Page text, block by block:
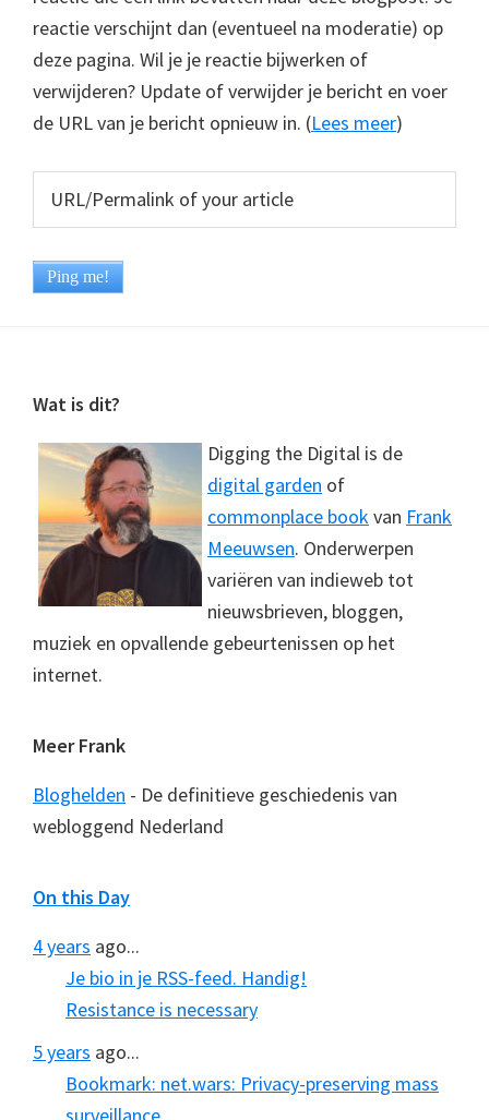
reactie verschijnt dan (eventueel na moderatie) op
deze pagina. Wil je je reactie bijwerken of
verwijderen? Update of verwijder je bericht en voer
de URL van je bericht opnieuw in. (Lees meer)
Footer
Wat is dit?
Digging the Digital is de
digital garden of
commonplace bookvan Frank
Meeuwsen. Onderwerpen
variëren van indieweb tot
nieuwsbrieven, bloggen,
muziek en opvallende gebeurtenissen op het
internet.
Meer Frank
Bloghelden - De definitieve geschiedenis van
webloggend Nederland
On this Day
4 years ago...
Je bio in je RSS-feed. Handig!
Resistance is necessary
5 years ago...
Bookmark: net.wars: Privacy-preserving mass